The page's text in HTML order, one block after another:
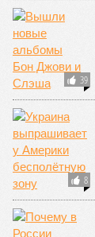
39
8